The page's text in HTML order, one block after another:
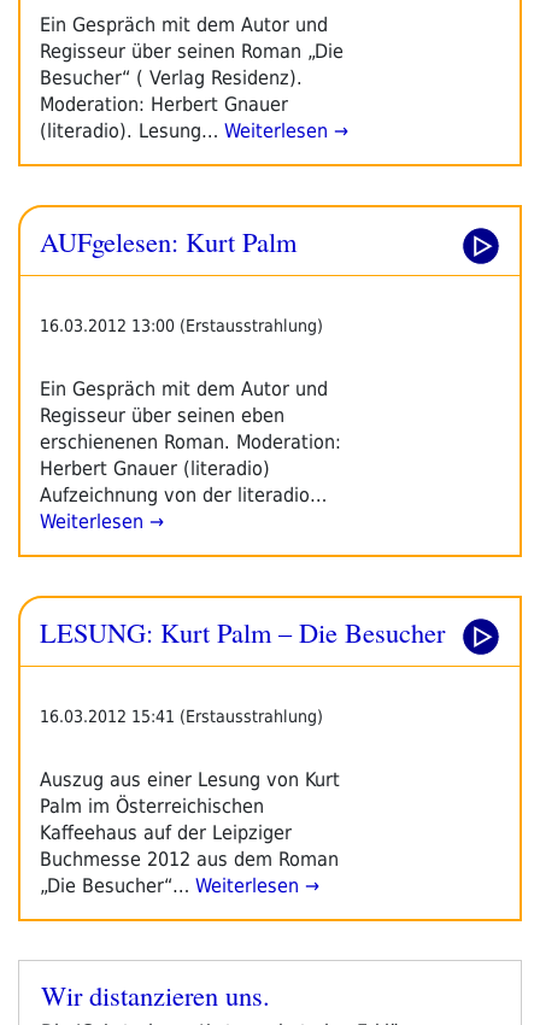
Ein Gespräch mit dem Autor und
Regisseur über seinen Roman „Die
Besucher“ ( Verlag Residenz).
Moderation: Herbert Gnauer
(literadio). Lesung… Weiterlesen →
AUFgelesen: Kurt Palm
16.03.2012 13:00 (Erstausstrahlung)
Ein Gespräch mit dem Autor und
Regisseur über seinen eben
erschienenen Roman. Moderation:
Herbert Gnauer (literadio)
Aufzeichnung von der literadio…
Weiterlesen →
LESUNG: Kurt Palm – Die Besucher
16.03.2012 15:41 (Erstausstrahlung)
Auszug aus einer Lesung von Kurt
Palm im Österreichischen
Kaffeehaus auf der Leipziger
Buchmesse 2012 aus dem Roman
„Die Besucher“… Weiterlesen →
Veröffentlicht
Wir distanzieren uns.